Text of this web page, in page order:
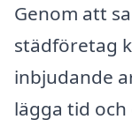
Genom att
städföretag
inbjudande
lägga tid